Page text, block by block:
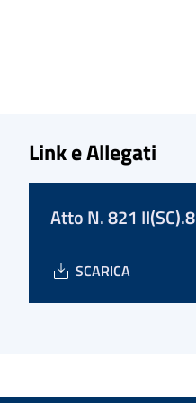
Link e Allegati
Atto N. 821 II(SC).8
SCARICA